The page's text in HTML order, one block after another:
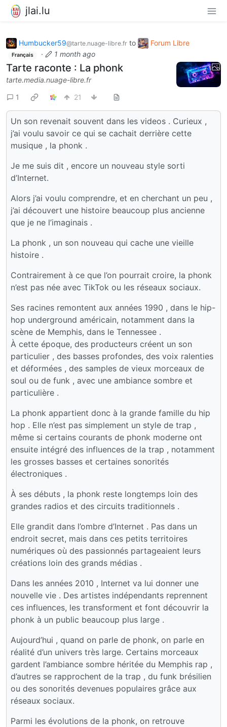
jlai.lu
Humbucker59@tarte.nuage-libre.fr to Forum Libre
Français · 1 month ago
Tarte raconte : La phonk
tarte.media.nuage-libre.fr
1 21
Un son revenait souvent dans les videos . Curieux ,
j’ai voulu savoir ce qui se cachait derrière cette
musique , la phonk .
Je me suis dit , encore un nouveau style sorti
d’Internet.
Alors j’ai voulu comprendre, et en cherchant un peu ,
j’ai découvert une histoire beaucoup plus ancienne
que je ne l’imaginais .
La phonk , un son nouveau qui cache une vieille
histoire .
Contrairement à ce que l’on pourrait croire, la phonk
n’est pas née avec TikTok ou les réseaux sociaux.
Ses racines remontent aux années 1990 , dans le hip-
hop underground américain, notamment dans la
scène de Memphis, dans le Tennessee .
À cette époque, des producteurs créent un son
particulier , des basses profondes, des voix ralenties
et déformées , des samples de vieux morceaux de
soul ou de funk , avec une ambiance sombre et
particulière .
La phonk appartient donc à la grande famille du hip
hop . Elle n’est pas simplement un style de trap ,
même si certains courants de phonk moderne ont
ensuite intégré des influences de la trap , notamment
les grosses basses et certaines sonorités
électroniques .
À ses débuts , la phonk reste longtemps loin des
grandes radios et des circuits traditionnels .
Elle grandit dans l’ombre d’Internet . Pas dans un
endroit secret, mais dans ces petits territoires
numériques où des passionnés partageaient leurs
créations loin des grands médias .
Dans les années 2010 , Internet va lui donner une
nouvelle vie . Des artistes indépendants reprennent
ces influences, les transforment et font découvrir la
phonk à un public beaucoup plus large .
Aujourd’hui , quand on parle de phonk, on parle en
réalité d’un univers très large. Certains morceaux
gardent l’ambiance sombre héritée du Memphis rap ,
d’autres se rapprochent de la trap , du funk brésilien
ou des sonorités devenues populaires grâce aux
réseaux sociaux.
Parmi les évolutions de la phonk, on retrouve